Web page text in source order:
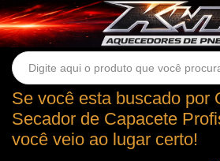
Search
Se você esta buscado por
Secador de Capacete
você veio ao lugar certo!